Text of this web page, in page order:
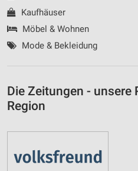
Kaufhäuser
Möbel & Wohnen
Mode & Bekleidung
Die Zeitungen - unsere
Region